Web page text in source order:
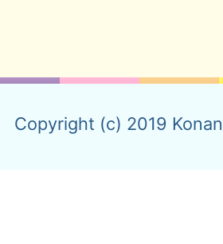
Copyright (c) 2019